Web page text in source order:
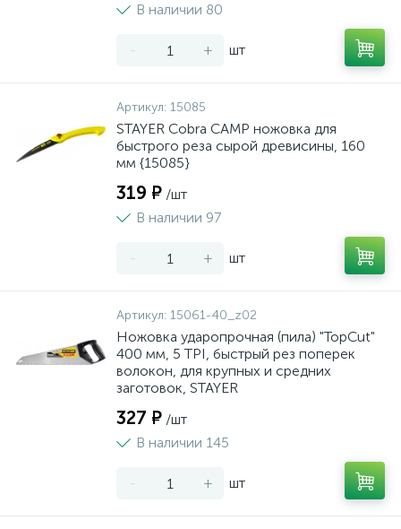
В наличии 80
- + шт
Артикул: 15085
STAYER Cobra CAMP ножовка для
быстрого реза сырой древисины, 160
мм {15085}
319 ₽ /шт
В наличии 97
- + шт
Артикул: 15061-40_z02
Ножовка ударопрочная (пила) "TopCut"
400 мм, 5 TPI, быстрый рез поперек
волокон, для крупных и средних
заготовок, STAYER
327 ₽ /шт
В наличии 145
- + шт